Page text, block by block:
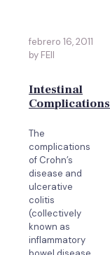
febrero 16, 2011
by FEII
Intestinal
Complications
The
complications
of Crohn’s
disease and
ulcerative
colitis
(collectively
known as
inflammatory